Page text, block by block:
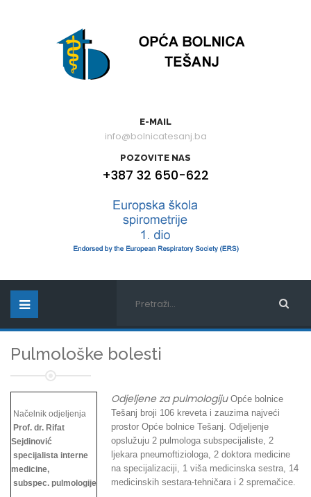
E-MAIL
info@bolnicatesanj.ba
POZOVITE NAS
+387 32 650-622
Pulmološke bolesti
Načelnik odjeljenja
Prof. dr. Rifat
Sejdinović
specijalista interne
medicine,
subspec. pulmologije
Odjeljene za pulmologijuOpće bolnice
Tešanj broji 106 kreveta i zauzima najveći
prostor Opće bolnice Tešanj. Odjeljenje
opslužuju 2 pulmologa subspecijaliste, 2
ljekara pneumoftiziologa, 2 doktora medicine
na specijalizaciji, 1 viša medicinska sestra, 14
medicinskih sestara-tehničara i 2 spremačice.